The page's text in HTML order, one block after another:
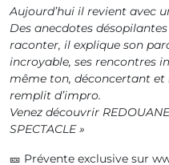
Aujourd’hui il revient avec
Des anecdotes
raconter, il explique son
incroyable, ses rencontres
même ton, déconcertant et
remplit d’impro.
Venez découvrir
SPECTACLE »
🎫 Prévente exclusive sur